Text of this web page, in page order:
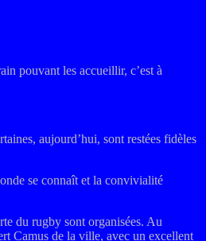
pouvant les accueillir, c’est à
aujourd’hui, sont restées fidèles
se connaît et la convivialité
du rugby sont organisées. Au
Camus de la ville, avec un excellent